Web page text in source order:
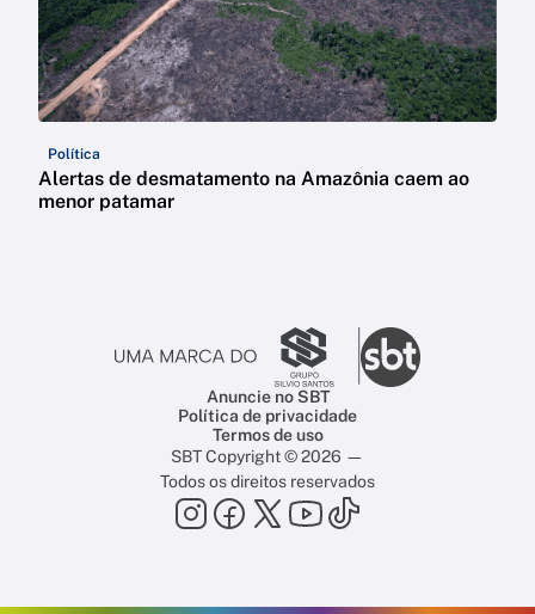
Política
Alertas de desmatamento na Amazônia caem ao
menor patamar
Anuncie no SBT
Política de privacidade
Termos de uso
SBT Copyright © 2026 —
Todos os direitos reservados